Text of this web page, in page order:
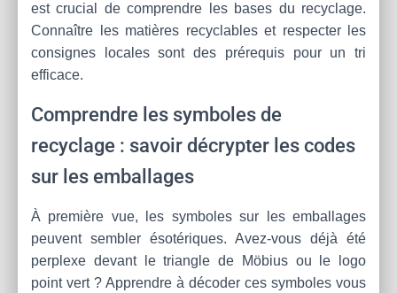
est crucial de comprendre les bases du recyclage.
Connaître les matières recyclables et respecter les
consignes locales sont des prérequis pour un tri
efficace.
Comprendre les symboles de
recyclage : savoir décrypter les codes
sur les emballages
À première vue, les symboles sur les emballages
peuvent sembler ésotériques. Avez-vous déjà été
perplexe devant le triangle de Möbius ou le logo
point vert ? Apprendre à décoder ces symboles vous